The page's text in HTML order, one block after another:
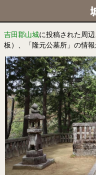
吉田郡山城に投稿された周
板）、「隆元公墓所」の情報